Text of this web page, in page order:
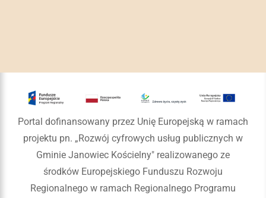
Portal dofinansowany przez Unię Europejską w ramach
projektu pn. „Rozwój cyfrowych usług publicznych w
Gminie Janowiec Kościelny" realizowanego ze
środków Europejskiego Funduszu Rozwoju
Regionalnego w ramach Regionalnego Programu